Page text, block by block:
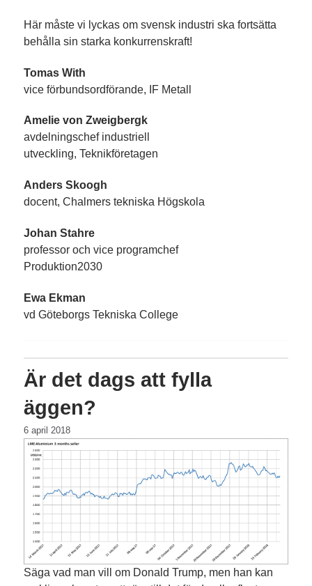
Här måste vi lyckas om svensk industri ska fortsätta
behålla sin starka konkurrenskraft!
Tomas With
vice förbundsordförande, IF Metall
Amelie von Zweigbergk
avdelningschef industriell
utveckling, Teknikföretagen
Anders Skoogh
docent, Chalmers tekniska Högskola
Johan Stahre
professor och vice programchef
Produktion2030
Ewa Ekman
vd Göteborgs Tekniska College
Är det dags att fylla
äggen?
6 april 2018
Säga vad man vill om Donald Trump, men han kan